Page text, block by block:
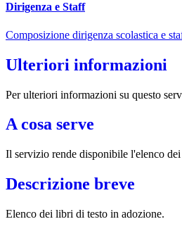
Dirigenza e Staff
Composizione dirigenza scolastica e
Ulteriori informazioni
Per ulteriori informazioni su questo
A cosa serve
Il servizio rende disponibile l'elenco
Descrizione breve
Elenco dei libri di testo in adozione.